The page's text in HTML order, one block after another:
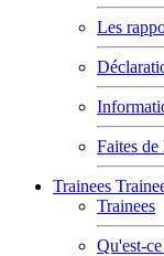
Les
Faites
Trainees
Trainees
Qu'est-